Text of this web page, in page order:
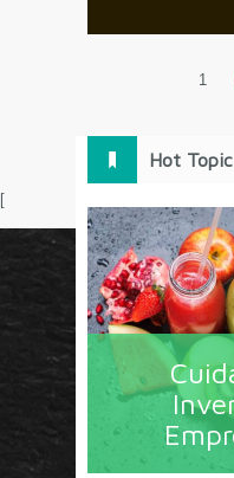
1
Hot Topic
[
Circulo Marketing
herramientas y
y América Latina. La
en tecnología, nuevas
sociales y nuevas
están escritos por
todos los directores